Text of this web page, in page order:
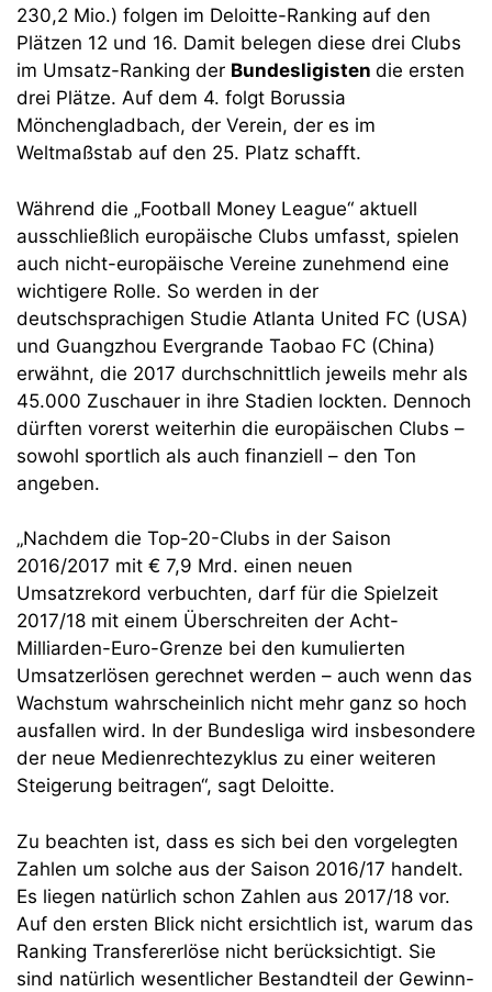
230,2 Mio.) folgen im Deloitte-Ranking auf den
Plätzen 12 und 16. Damit belegen diese drei Clubs
im Umsatz-Ranking der Bundesligisten die ersten
drei Plätze. Auf dem 4. folgt Borussia
Mönchengladbach, der Verein, der es im
Weltmaßstab auf den 25. Platz schafft.
Während die „Football Money League“ aktuell
ausschließlich europäische Clubs umfasst, spielen
auch nicht-europäische Vereine zunehmend eine
wichtigere Rolle. So werden in der
deutschsprachigen Studie Atlanta United FC (USA)
und Guangzhou Evergrande Taobao FC (China)
erwähnt, die 2017 durchschnittlich jeweils mehr als
45.000 Zuschauer in ihre Stadien lockten. Dennoch
dürften vorerst weiterhin die europäischen Clubs –
sowohl sportlich als auch finanziell – den Ton
angeben.
„Nachdem die Top-20-Clubs in der Saison
2016/2017 mit € 7,9 Mrd. einen neuen
Umsatzrekord verbuchten, darf für die Spielzeit
2017/18 mit einem Überschreiten der Acht-
Milliarden-Euro-Grenze bei den kumulierten
Umsatzerlösen gerechnet werden – auch wenn das
Wachstum wahrscheinlich nicht mehr ganz so hoch
ausfallen wird. In der Bundesliga wird insbesondere
der neue Medienrechtezyklus zu einer weiteren
Steigerung beitragen“, sagt Deloitte.
Zu beachten ist, dass es sich bei den vorgelegten
Zahlen um solche aus der Saison 2016/17 handelt.
Es liegen natürlich schon Zahlen aus 2017/18 vor.
Auf den ersten Blick nicht ersichtlich ist, warum das
Ranking Transfererlöse nicht berücksichtigt. Sie
sind natürlich wesentlicher Bestandteil der Gewinn-